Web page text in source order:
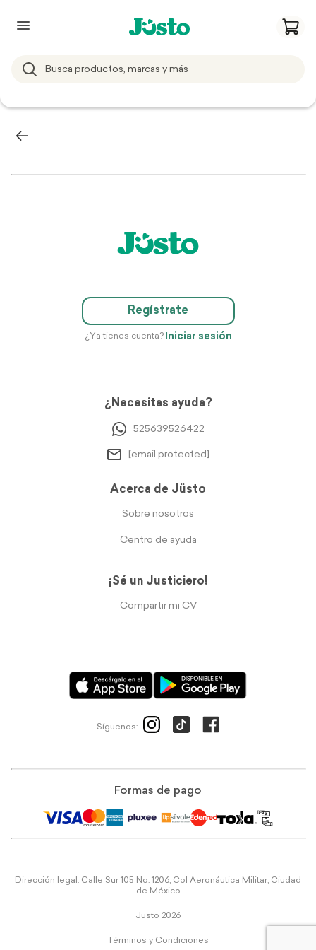
Regístrate
¿Ya tienes cuenta? Iniciar sesión
¿Necesitas ayuda?
525639526422
[email protected]
Acerca de Jüsto
Sobre nosotros
Centro de ayuda
¡Sé un Justiciero!
Compartir mi CV
Síguenos:
Formas de pago
Dirección legal: Calle Sur 105 No. 1206, Col Aeronáutica Militar, Ciudad
de México
Justo 2026
Términos y Condiciones